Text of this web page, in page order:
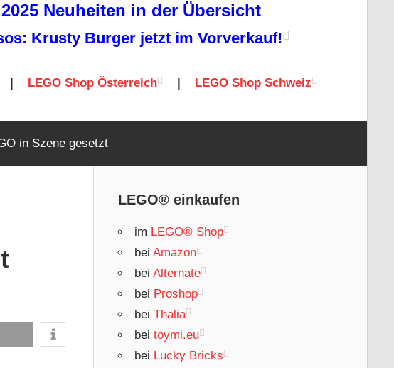
Neuheiten in der Übersicht
Krusty Burger jetzt im Vorverkauf!
LEGO Shop Österreich LEGO Shop Schweiz
in Szene gesetzt
LEGO® einkaufen
im LEGO® Shop
bei Amazon
bei Alternate
bei Proshop
bei Thalia
bei toymi.eu
bei Lucky Bricks